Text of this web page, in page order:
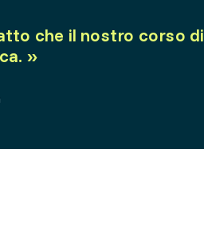
che il nostro corso
»